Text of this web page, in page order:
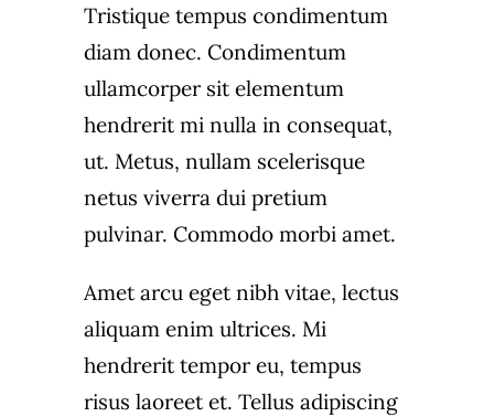
Tristique tempus condimentum
diam donec. Condimentum
ullamcorper sit elementum
hendrerit mi nulla in consequat,
ut. Metus, nullam scelerisque
netus viverra dui pretium
pulvinar. Commodo morbi amet.
Amet arcu eget nibh vitae, lectus
aliquam enim ultrices. Mi
hendrerit tempor eu, tempus
risus laoreet et. Tellus adipiscing